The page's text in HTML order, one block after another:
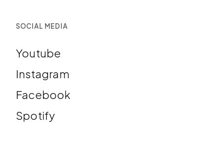
SOCIAL MEDIA
Youtube
Instagram
Facebook
Spotify